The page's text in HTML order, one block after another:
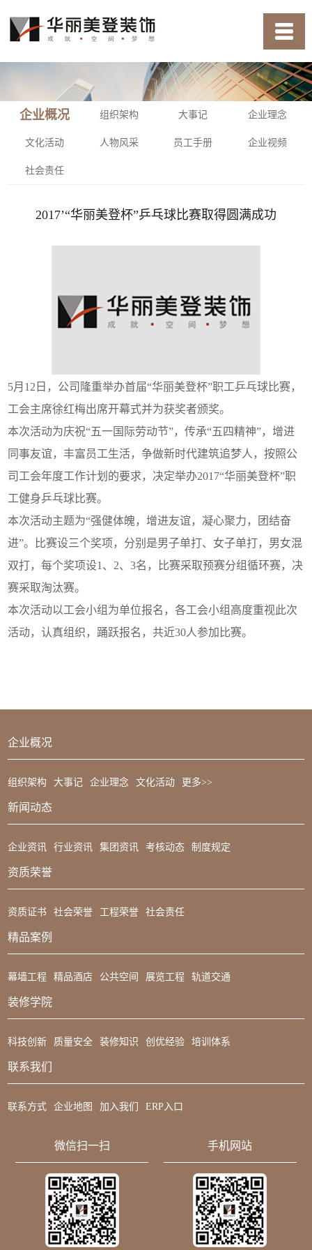
企业概况 组织架构 大事记 企业理念
文化活动 人物风采 员工手册 企业视频
社会责任
2017’“华丽美登杯”乒乓球比赛取得圆满成功
5月12日，公司隆重举办首届“华丽美登杯”职工乒乓球比赛，
工会主席徐红梅出席开幕式并为获奖者颁奖。
本次活动为庆祝“五一国际劳动节”，传承“五四精神”，增进
同事友谊，丰富员工生活，争做新时代建筑追梦人，按照公
司工会年度工作计划的要求，决定举办2017“华丽美登杯”职
工健身乒乓球比赛。
本次活动主题为“强健体魄，增进友谊，凝心聚力，团结奋
进”。比赛设三个奖项，分别是男子单打、女子单打，男女混
双打，每个奖项设1、2、3名，比赛采取预赛分组循环赛，决
赛采取淘汰赛。
本次活动以工会小组为单位报名，各工会小组高度重视此次
活动，认真组织，踊跃报名，共近30人参加比赛。
企业概况
组织架构 大事记 企业理念 文化活动 更多>>
新闻动态
企业资讯 行业资讯 集团资讯 考核动态 制度规定
资质荣誉
资质证书 社会荣誉 工程荣誉 社会责任
精品案例
幕墙工程 精品酒店 公共空间 展览工程 轨道交通
装修学院
科技创新 质量安全 装修知识 创优经验 培训体系
联系我们
联系方式 企业地图 加入我们 ERP入口
微信扫一扫 手机网站